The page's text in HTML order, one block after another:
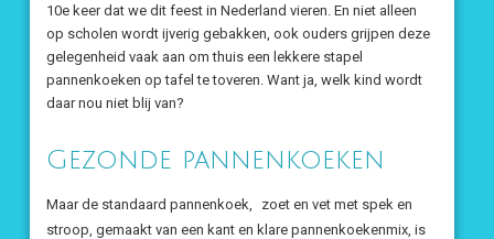
10e keer dat we dit feest in Nederland vieren. En niet alleen
op scholen wordt ijverig gebakken, ook ouders grijpen deze
gelegenheid vaak aan om thuis een lekkere stapel
pannenkoeken op tafel te toveren. Want ja, welk kind wordt
daar nou niet blij van?
Gezonde pannenkoeken
Maar de standaard pannenkoek,
zoet en vet met spek en
stroop, gemaakt van een kant en klare pannenkoekenmix, is